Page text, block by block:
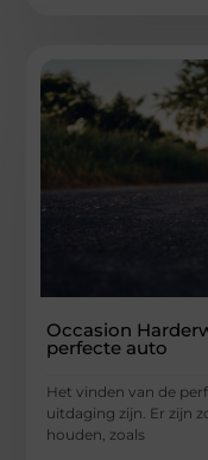
Occasion
perfecte auto
Het vinden van de
uitdaging zijn. Er zijn
houden, zoals